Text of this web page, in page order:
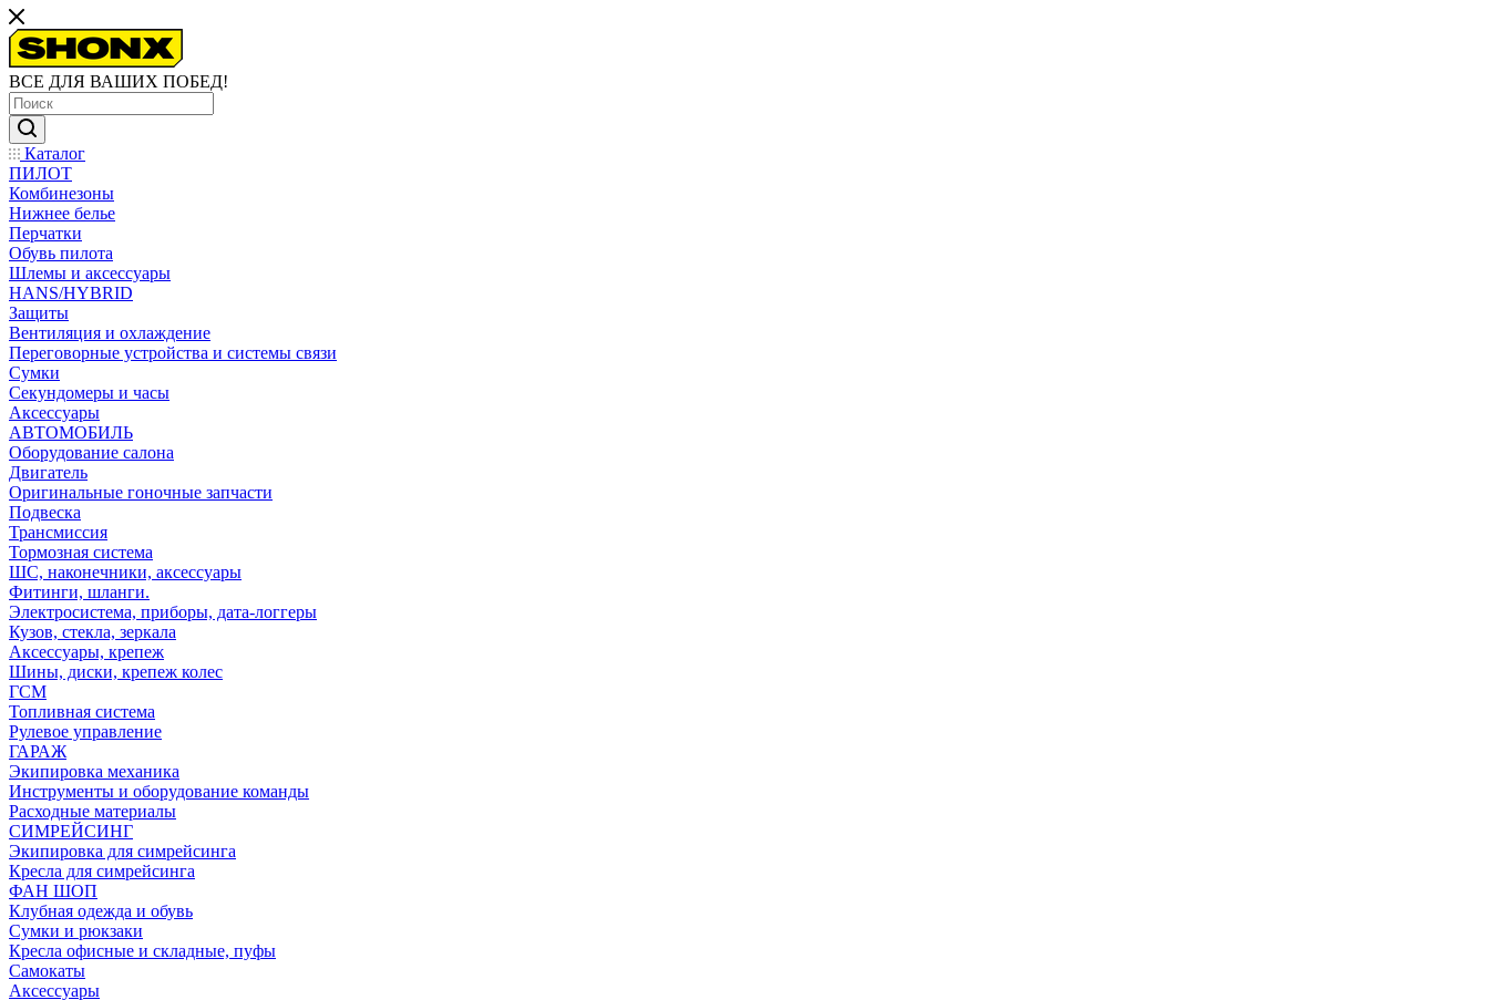
ВСЕ ДЛЯ ВАШИХ ПОБЕД!
Каталог
ПИЛОТ
Комбинезоны
Нижнее белье
Перчатки
Обувь пилота
Шлемы и аксессуары
HANS/HYBRID
Защиты
Вентиляция и охлаждение
Переговорные устройства и системы связи
Сумки
Секундомеры и часы
Аксессуары
АВТОМОБИЛЬ
Оборудование салона
Двигатель
Оригинальные гоночные запчасти
Подвеска
Трансмиссия
Тормозная система
ШС, наконечники, аксессуары
Фитинги, шланги.
Электросистема, приборы, дата-логгеры
Кузов, стекла, зеркала
Аксессуары, крепеж
Шины, диски, крепеж колес
ГСМ
Топливная система
Рулевое управление
ГАРАЖ
Экипировка механика
Инструменты и оборудование команды
Расходные материалы
СИМРЕЙСИНГ
Экипировка для симрейсинга
Кресла для симрейсинга
ФАН ШОП
Клубная одежда и обувь
Сумки и рюкзаки
Кресла офисные и складные, пуфы
Самокаты
Аксессуары